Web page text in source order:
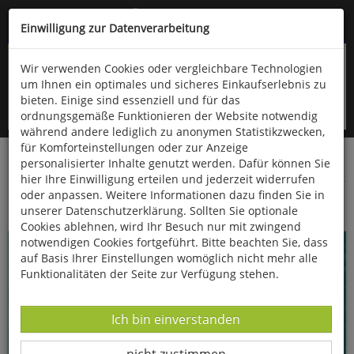
Kompletten Head der Seite überspringen
oder (06766) 9323-960
Startseite Bücher Verschiedene Sachgebiete
Giga Rätselbuch 10
Einwilligung zur Datenverarbeitung
Wir verwenden Cookies oder vergleichbare Technologien
um Ihnen ein optimales und sicheres Einkaufserlebnis zu
bieten. Einige sind essenziell und für das
ordnungsgemäße Funktionieren der Website notwendig
während andere lediglich zu anonymen Statistikzwecken,
für Komforteinstellungen oder zur Anzeige
personalisierter Inhalte genutzt werden. Dafür können Sie
hier Ihre Einwilligung erteilen und jederzeit widerrufen
oder anpassen. Weitere Informationen dazu finden Sie in
unserer Datenschutzerklärung. Sollten Sie optionale
Cookies ablehnen, wird Ihr Besuch nur mit zwingend
notwendigen Cookies fortgeführt. Bitte beachten Sie, dass
auf Basis Ihrer Einstellungen womöglich nicht mehr alle
Funktionalitäten der Seite zur Verfügung stehen.
Datenverarbeitung -
Ich bin einverstanden